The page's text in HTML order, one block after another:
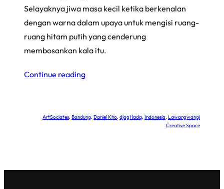
Selayaknya jiwa masa kecil ketika berkenalan
dengan warna dalam upaya untuk mengisi ruang-
ruang hitam putih yang cenderung
membosankan kala itu.
Continue reading
ArtSociates, Bandung, Daniel Kho, djagHadq, Indonesia, Lawangwangi
Creative Space